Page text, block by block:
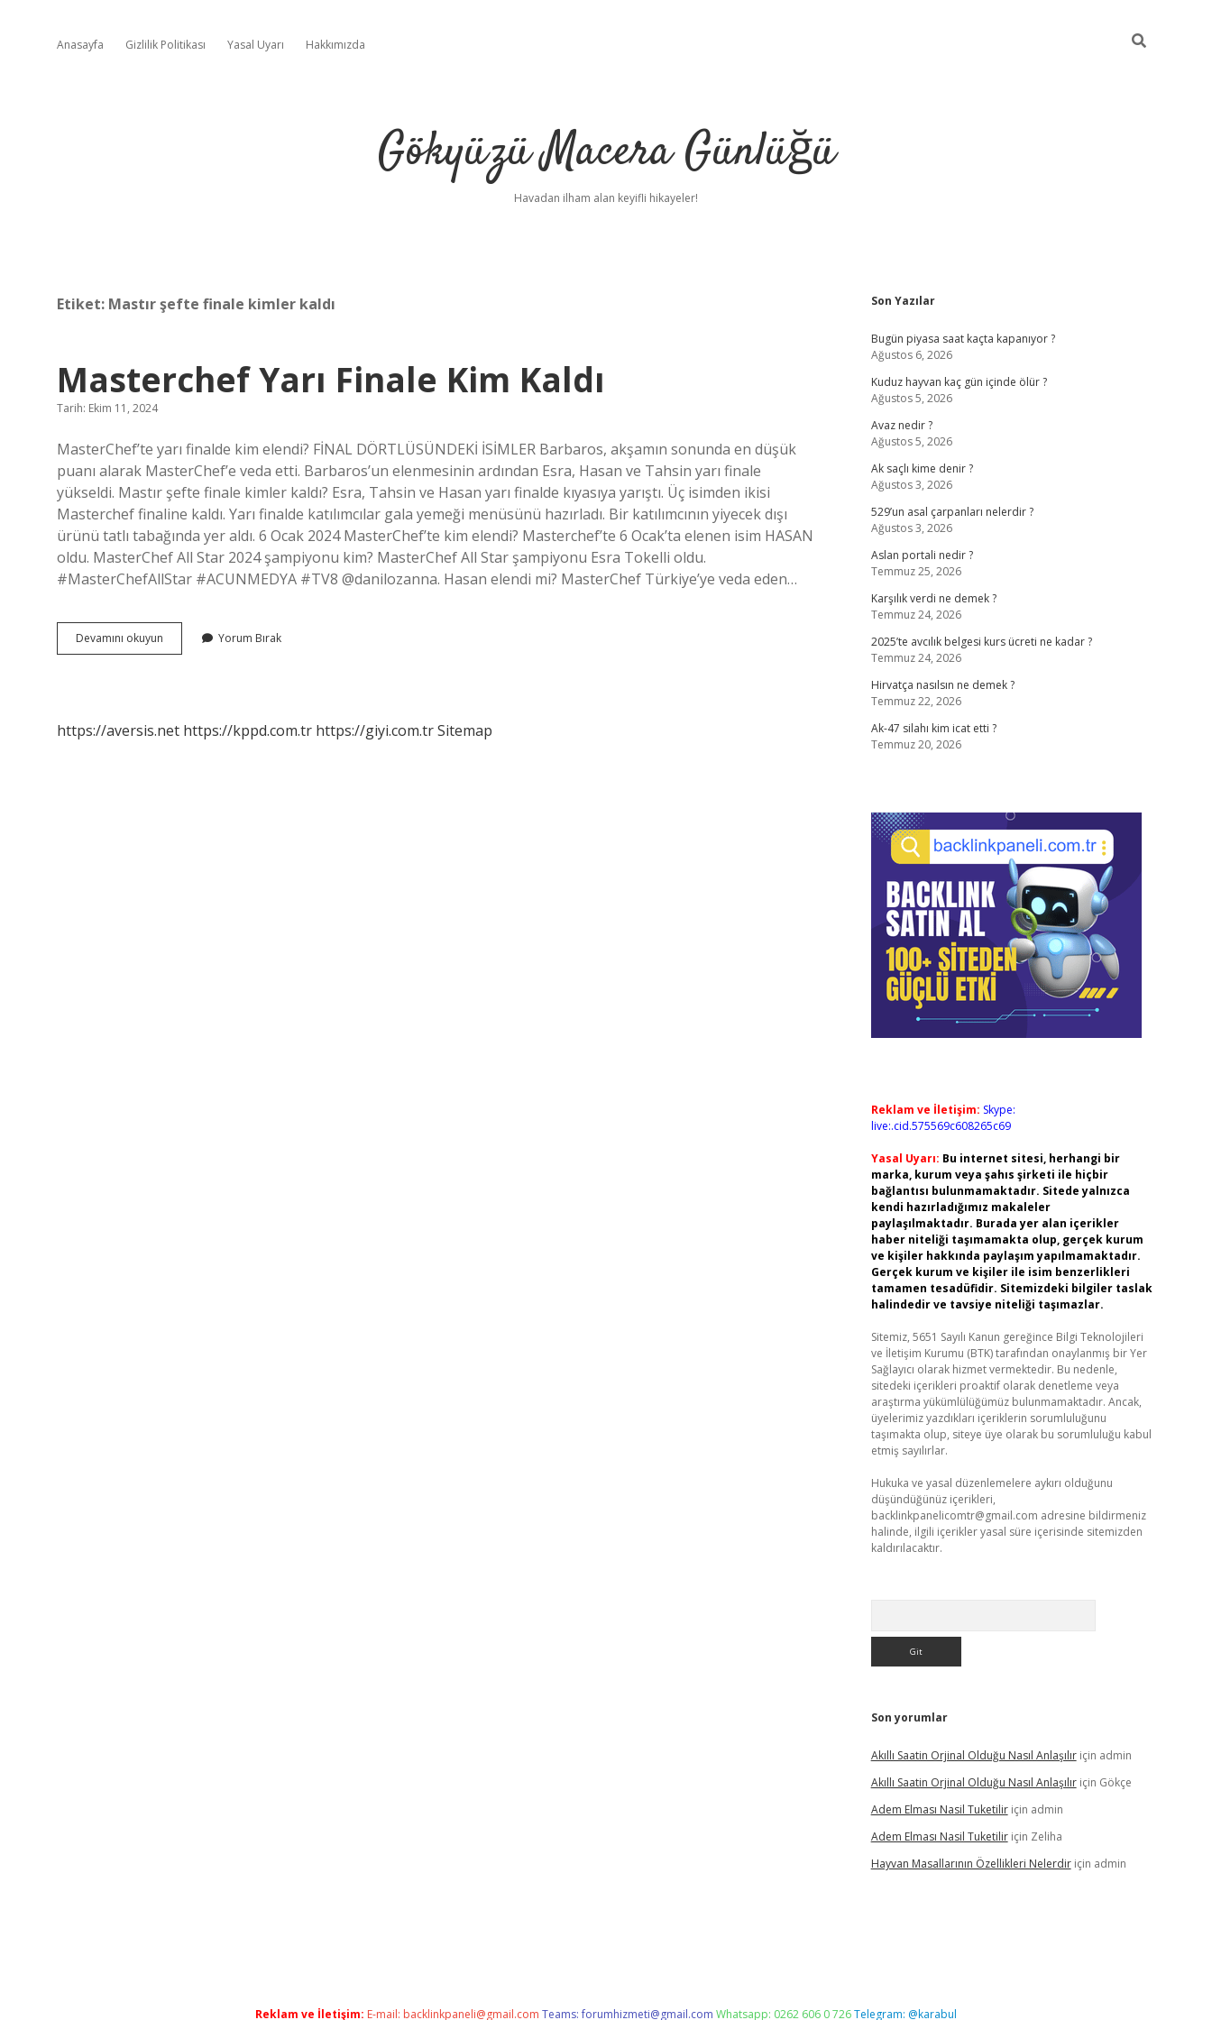
Anasayfa Gizlilik Politikası Yasal Uyarı Hakkımızda
Gökyüzü Macera Günlüğü
Havadan ilham alan keyifli hikayeler!
Etiket: Mastır şefte finale kimler kaldı
Masterchef Yarı Finale Kim Kaldı
Tarih: Ekim 11, 2024
MasterChef’te yarı finalde kim elendi? FİNAL DÖRTLÜSÜNDEKİ İSİMLER Barbaros, akşamın sonunda en düşük
puanı alarak MasterChef’e veda etti. Barbaros’un elenmesinin ardından Esra, Hasan ve Tahsin yarı finale
yükseldi. Mastır şefte finale kimler kaldı? Esra, Tahsin ve Hasan yarı finalde kıyasıya yarıştı. Üç isimden ikisi
Masterchef finaline kaldı. Yarı finalde katılımcılar gala yemeği menüsünü hazırladı. Bir katılımcının yiyecek dışı
ürünü tatlı tabağında yer aldı. 6 Ocak 2024 MasterChef’te kim elendi? Masterchef’te 6 Ocak’ta elenen isim HASAN
oldu. MasterChef All Star 2024 şampiyonu kim? MasterChef All Star şampiyonu Esra Tokelli oldu.
#MasterChefAllStar #ACUNMEDYA #TV8 @danilozanna. Hasan elendi mi? MasterChef Türkiye’ye veda eden…
Devamını okuyun Masterchef
Yarı
Yorum Bırak
https://aversis.net https://kppd.com.tr https://giyi.com.trSitemap
Sidebar
Son Yazılar
Bugün piyasa saat kaçta kapanıyor ?
Ağustos 6, 2026
Kuduz hayvan kaç gün içinde ölür ?
Ağustos 5, 2026
Avaz nedir ?
Ağustos 5, 2026
Ak saçlı kime denir ?
Ağustos 3, 2026
529’un asal çarpanları nelerdir ?
Ağustos 3, 2026
Aslan portali nedir ?
Temmuz 25, 2026
Karşılık verdi ne demek ?
Temmuz 24, 2026
2025’te avcılık belgesi kurs ücreti ne kadar ?
Temmuz 24, 2026
Hirvatça nasılsın ne demek ?
Temmuz 22, 2026
Ak-47 silahı kim icat etti ?
Temmuz 20, 2026
Reklam ve İletişim: Skype:
live:.cid.575569c608265c69
Yasal Uyarı: Bu internet sitesi, herhangi bir
marka, kurum veya şahıs şirketi ile hiçbir
bağlantısı bulunmamaktadır. Sitede yalnızca
kendi hazırladığımız makaleler
paylaşılmaktadır. Burada yer alan içerikler
haber niteliği taşımamakta olup, gerçek kurum
ve kişiler hakkında paylaşım yapılmamaktadır.
Gerçek kurum ve kişiler ile isim benzerlikleri
tamamen tesadüfidir. Sitemizdeki bilgiler taslak
halindedir ve tavsiye niteliği taşımazlar.
Sitemiz, 5651 Sayılı Kanun gereğince Bilgi Teknolojileri
ve İletişim Kurumu (BTK) tarafından onaylanmış bir Yer
Sağlayıcı olarak hizmet vermektedir. Bu nedenle,
sitedeki içerikleri proaktif olarak denetleme veya
araştırma yükümlülüğümüz bulunmamaktadır. Ancak,
üyelerimiz yazdıkları içeriklerin sorumluluğunu
taşımakta olup, siteye üye olarak bu sorumluluğu kabul
etmiş sayılırlar.
Hukuka ve yasal düzenlemelere aykırı olduğunu
düşündüğünüz içerikleri,
backlinkpanelicomtr@gmail.com adresine bildirmeniz
halinde, ilgili içerikler yasal süre içerisinde sitemizden
kaldırılacaktır.
Son yorumlar
Akıllı Saatin Orjinal Olduğu Nasıl Anlaşılıriçin admin
Akıllı Saatin Orjinal Olduğu Nasıl Anlaşılıriçin Gökçe
Adem Elması Nasil Tuketiliriçin admin
Adem Elması Nasil Tuketiliriçin Zeliha
Hayvan Masallarının Özellikleri Nelerdiriçin admin
Reklam ve İletişim: E-mail: backlinkpaneli@gmail.com Teams:forumhizmeti@gmail.com Whatsapp: 0262 606 0 726Telegram: @karabul